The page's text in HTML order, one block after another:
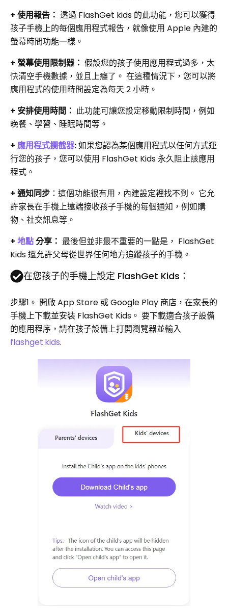
+ 使用報告： 透過 FlashGet kids 的此功能，您可以獲得
孩子手機上的每個應用程式報告，就像使用 Apple 內建的
螢幕時間功能一樣。
+ 螢幕使用限制器： 假設您的孩子使用應用程式過多，太
快清空手機數據，並且上癮了。 在這種情況下，您可以將
應用程式的使用時間設定為每天 2 小時。
+ 安排使用時間： 此功能可讓您設定移動限制時間，例如
晚餐、學習、睡眠時間等。
+ 應用程式攔截器:如果您認為某個應用程式以任何方式運
行您的孩子，您可以使用 FlashGet Kids 永久阻止該應用
程式。
+ 通知同步 ：這個功能很有用，內建設定裡找不到。 它允
許家長在手機上遠端接收孩子手機的每個通知，例如購
物、社交訊息等。
+ 地點分享： 最後但並非最不重要的一點是， FlashGet
Kids 還允許父母從世界任何地方追蹤孩子的手機。
在您孩子的手機上設定 FlashGet Kids：
步驟1。 開啟 App Store 或 Google Play 商店，在家長的
手機上下載並安裝 FlashGet Kids。 要下載適合孩子設備
的應用程序，請在孩子設備上打開瀏覽器並輸入
flashget.kids.